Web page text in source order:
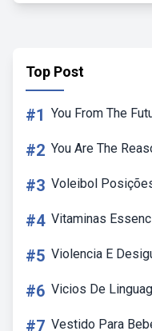
Top Post
#1 You From The
#2 You Are The
#3 Voleibol
#4 Vitaminas
#5 Violencia E
#6 Vicios De
#7 Vestido Para